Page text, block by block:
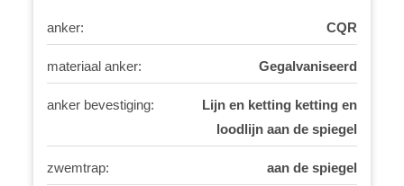
anker: CQR
materiaal anker: Gegalvaniseerd
anker bevestiging:
Lijn en ketting ketting en
loodlijn aan de spiegel
zwemtrap: aan de spiegel